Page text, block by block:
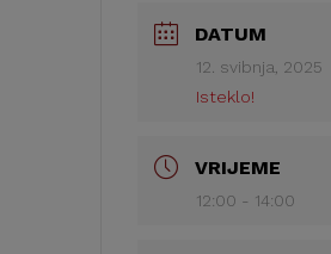
DATUM
12. svibnja, 2025
Isteklo!
VRIJEME
12:00 - 14:00